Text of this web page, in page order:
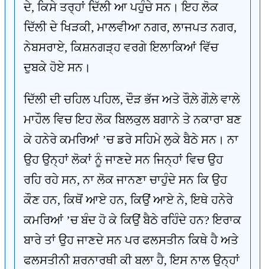
ਦੇ, ਕਿਸੇ ਤਰ੍ਹਾਂ ਦਿੱਲੀ ਆ ਪਹੁੰਚੇ ਸਨ। ਇਹ ਲੋਕ
ਦਿੱਲੀ ਦੇ ਖਿੜਕੀ, ਮਾਲਵੀਆ ਨਗਰ, ਲਾਜਪਤ ਨਗਰ,
ਨੇਬਸਰਾਏ, ਕਿਸ਼ਨਗੜ੍ਹ ਵਰਗੇ ਇਲਾਕਿਆਂ ਵਿੱਚ
ਦੁਬਕੇ ਹੋਏ ਸਨ।
ਦਿੱਲੀ ਦੀ ਚਹਿਲ ਪਹਿਲ, ਦੌੜ ਭੱਜ ਅਤੇ ਰੌਲ਼ੇ ਗੌਲ਼ੇ ਵਾਲੇ
ਮਾਹੌਲ ਵਿਚ ਇਹ ਲੋਕ ਬਿਲਕੁਲ ਬਗਾਨੇ ਤੇ ਨਕਾਰਾ ਬਣ
ਕੇ ਹਨੇਰੇ ਕਮਰਿਆਂ ’ਚ ਡਰੇ ਸਹਿਮੇ ਲੁਕੇ ਬੈਠੇ ਸਨ। ਨਾ
ਉਹ ਉਨ੍ਹਾਂ ਲੋਕਾਂ ਨੂੰ ਜਾਣਦੇ ਸਨ ਜਿਨ੍ਹਾਂ ਵਿਚ ਉਹ
ਰਹਿ ਰਹੇ ਸਨ, ਨਾ ਲੋਕ ਜਾਨਣਾ ਚਾਹੁੰਦੇ ਸਨ ਕਿ ਉਹ
ਕੌਣ ਹਨ, ਕਿਥੋਂ ਆਏ ਹਨ, ਕਿਉਂ ਆਏ ਨੇ, ਇਥੇ ਹਨੇਰੇ
ਕਮਰਿਆਂ ’ਚ ਬੰਦ ਹੋ ਕੇ ਕਿਉਂ ਬੈਠੇ ਰਹਿੰਦੇ ਹਨ? ਇਰਾਕ
ਬਾਰੇ ਤਾਂ ਉਹ ਜਾਣਦੇ ਸਨ ਪਰ ਫਲਸਤੀਨ ਕਿਥੇ ਹੈ ਅਤੇ
ਫਲਸਤੀਨੀ ਸ਼ਰਨਾਰਥੀ ਕੀ ਬਲਾ ਹੈ, ਇਸ ਨਾਲ ਉਨ੍ਹਾਂ